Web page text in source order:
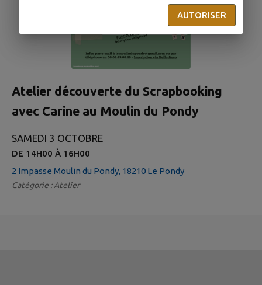
Atelier découverte du Scrapbooking
avec Carine au Moulin du Pondy
SAMEDI 3 OCTOBRE
DE 14H00 À 16H00
2 Impasse Moulin du Pondy, 18210 Le Pondy
Catégorie : Atelier
AUTORISER